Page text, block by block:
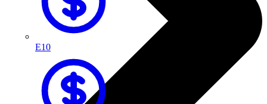
E10